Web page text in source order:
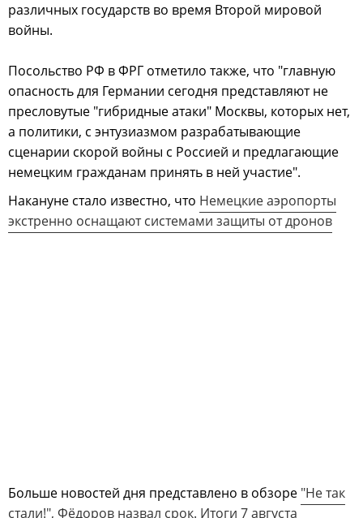
различных государств во время Второй мировой
войны.
Посольство РФ в ФРГ отметило также, что "главную
опасность для Германии сегодня представляют не
пресловутые "гибридные атаки" Москвы, которых нет,
а политики, с энтузиазмом разрабатывающие
сценарии скорой войны с Россией и предлагающие
немецким гражданам принять в ней участие".
Накануне стало известно, что Немецкие аэропорты
экстренно оснащают системами защиты от дронов
Больше новостей дня представлено в обзоре "Не так
стали!", Фёдоров назвал срок. Итоги 7 августа